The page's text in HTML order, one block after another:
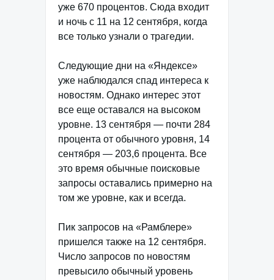
уже 670 процентов. Сюда входит
и ночь с 11 на 12 сентября, когда
все только узнали о трагедии.
Следующие дни на «Яндексе»
уже наблюдался спад интереса к
новостям. Однако интерес этот
все еще оставался на высоком
уровне. 13 сентября — почти 284
процента от обычного уровня, 14
сентября — 203,6 процента. Все
это время обычные поисковые
запросы оставались примерно на
том же уровне, как и всегда.
Пик запросов на «Рамблере»
пришелся также на 12 сентября.
Число запросов по новостям
превысило обычный уровень